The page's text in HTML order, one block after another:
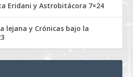
Eridani y Astrobitácora 7×24
lejana y Crónicas bajo la